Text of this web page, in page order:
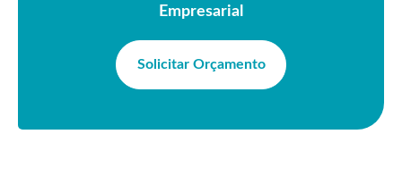
Empresarial
Solicitar Orçamento